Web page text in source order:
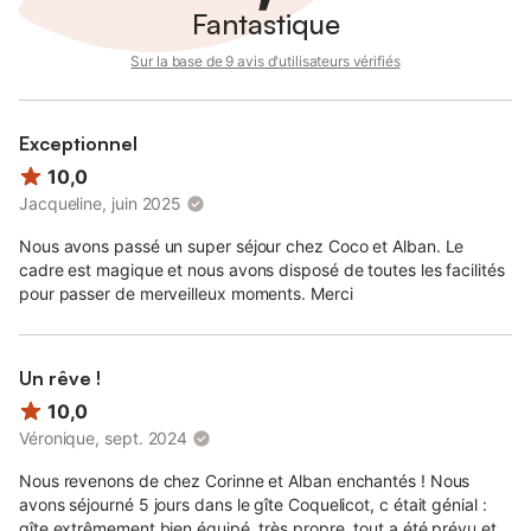
Fantastique
Sur la base de 9 avis d'utilisateurs vérifiés
Exceptionnel
10,0
Jacqueline, juin 2025
Nous avons passé un super séjour chez Coco et Alban. Le
cadre est magique et nous avons disposé de toutes les facilités
pour passer de merveilleux moments. Merci
Un rêve !
10,0
Véronique, sept. 2024
Nous revenons de chez Corinne et Alban enchantés ! Nous
avons séjourné 5 jours dans le gîte Coquelicot, c était génial :